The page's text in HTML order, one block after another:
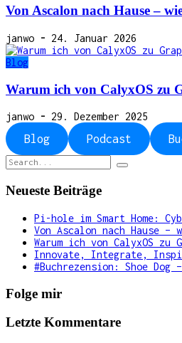
Von Ascalon nach Hause –
janwo - 24. Januar 2026
Blog
Warum ich von CalyxOS zu
janwo - 29. Dezember 2025
Blog Podcast
Search
for:
Neueste Beiträge
Pi-hole im Smart Home:
Von Ascalon nach Hause –
Warum ich von CalyxOS zu
Innovate, Integrate,
#Buchrezension: Shoe
Folge mir
Letzte Kommentare